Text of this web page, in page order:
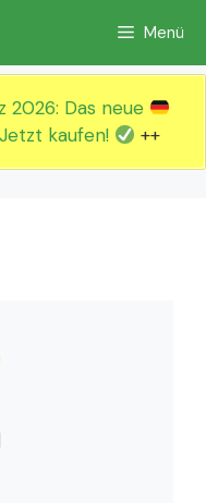
Menü
2026: Das neue
kaufen! ++